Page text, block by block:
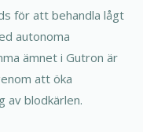
för att behandla lågt
autonoma
ämnet i Gutron är
att öka
av blodkärlen.